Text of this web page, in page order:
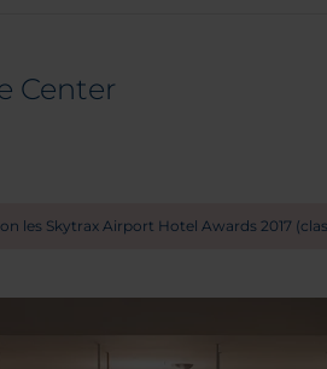
Center
les Skytrax Airport Hotel Awards 2017